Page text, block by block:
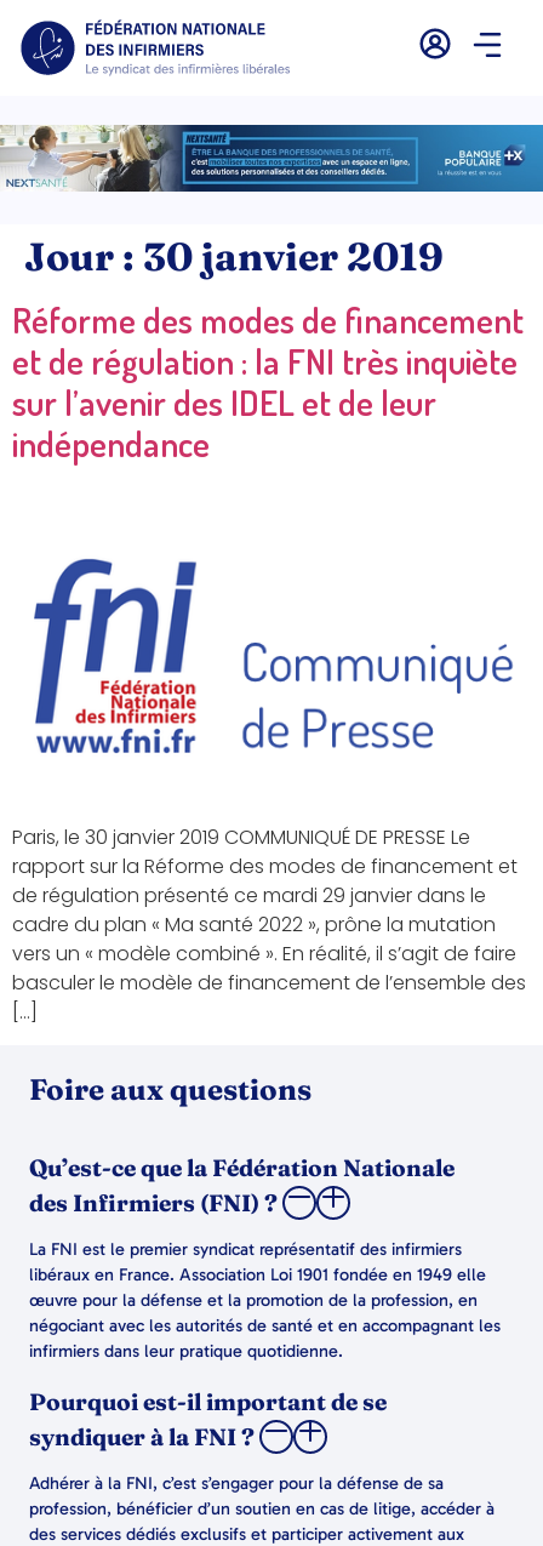
Jour : 30 janvier 2019
Réforme des modes de financement
et de régulation : la FNI très inquiète
sur l’avenir des IDEL et de leur
indépendance
Paris, le 30 janvier 2019 COMMUNIQUÉ DE PRESSE Le
rapport sur la Réforme des modes de financement et
de régulation présenté ce mardi 29 janvier dans le
cadre du plan « Ma santé 2022 », prône la mutation
vers un « modèle combiné ». En réalité, il s’agit de faire
basculer le modèle de financement de l’ensemble des
[…]
Foire aux questions
Qu’est-ce que la Fédération Nationale
des Infirmiers (FNI) ?
La FNI est le premier syndicat représentatif des infirmiers
libéraux en France. Association Loi 1901 fondée en 1949 elle
œuvre pour la défense et la promotion de la profession, en
négociant avec les autorités de santé et en accompagnant les
infirmiers dans leur pratique quotidienne.
Pourquoi est-il important de se
syndiquer à la FNI ?
Adhérer à la FNI, c’est s’engager pour la défense de sa
profession, bénéficier d’un soutien en cas de litige, accéder à
des services dédiés exclusifs et participer activement aux